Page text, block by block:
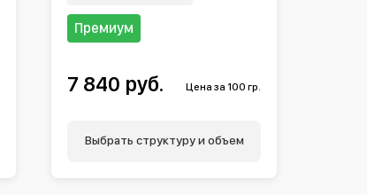
Премиум
7 840 руб. Цена за 100 гр.
Выбрать структуру и объем